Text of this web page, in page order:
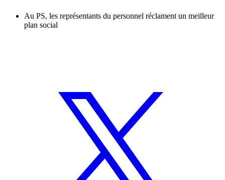
Au PS, les représentants du personnel réclament un meilleur
plan social